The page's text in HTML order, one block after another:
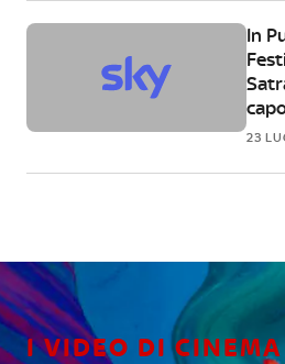
In
23
I VIDEO DI CINEMA